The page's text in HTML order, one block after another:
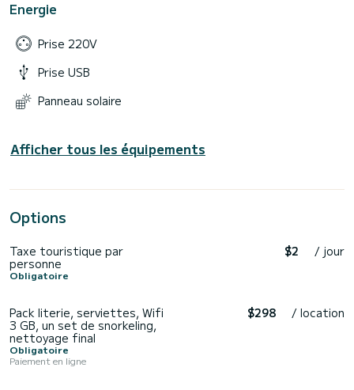
Energie
Prise 220V
Prise USB
Panneau solaire
Afficher tous les équipements
Options
Taxe touristique par
personne
Obligatoire
$2 / jour
Pack literie, serviettes, Wifi
3 GB, un set de snorkeling,
nettoyage final
Obligatoire
Paiement en ligne
$298 / location